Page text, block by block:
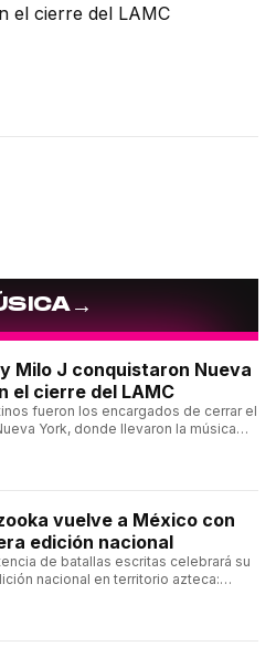
el cierre del LAMC
→
Milo J conquistaron Nueva
el cierre del LAMC
fueron los encargados de cerrar el
York, donde llevaron la música
vuelve a México con
edición nacional
de batallas escritas celebrará su
nacional en territorio azteca: